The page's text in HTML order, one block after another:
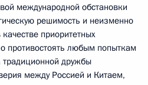
международной обстановки
решимость и неизменно
приоритетных
противостоять любым попыткам
дружбы
между Россией и Китаем,